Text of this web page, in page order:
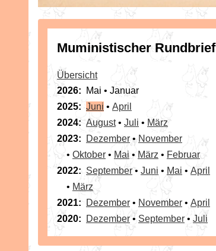
Muministischer Rundbrief
Übersicht
2026: Mai • Januar
2025: Juni • April
2024: August• Juli • März
2023:
Dezember • November
• Oktober • Mai • März • Februar
2022: September • Juni • Mai • April
• März
2021:
Dezember • November • April
2020:
Dezember• September • Juli